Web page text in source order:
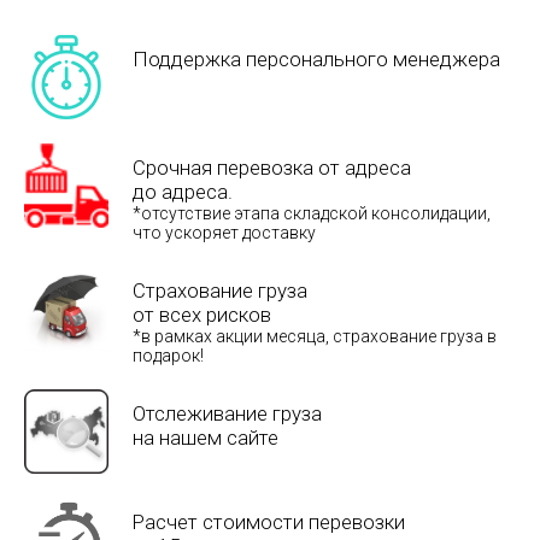
Поддержка персонального менеджера
Срочная перевозка от адреса
до адреса.
*отсутствие этапа складской консолидации,
что ускоряет доставку
Страхование груза
от всех рисков
*в рамках акции месяца, страхование груза в
подарок!
Отслеживание груза
на нашем сайте
Расчет стоимости перевозки